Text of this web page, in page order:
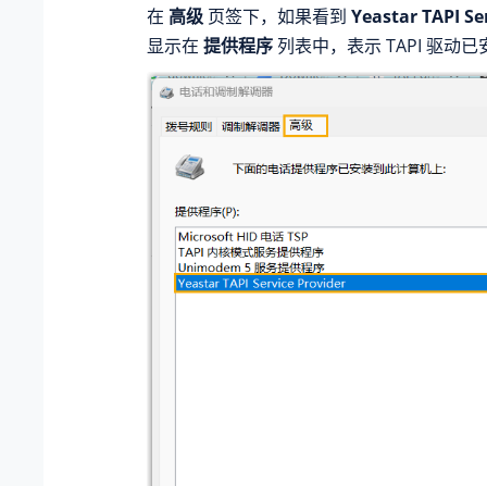
在 高级 页签下，如果看到 Yeastar TAPI
显示在 提供程序 列表中，表示 TAPI 驱动已